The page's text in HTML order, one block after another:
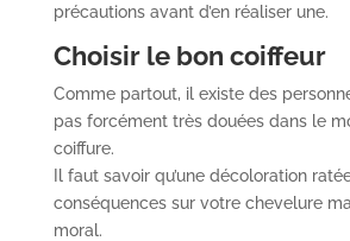
précautions avant d’en réaliser une.
Choisir le bon coiffeur
Comme partout, il existe des
pas forcément très douées dans le
coiffure.
Il faut savoir qu’une décoloration
conséquences sur votre chevelure
moral.